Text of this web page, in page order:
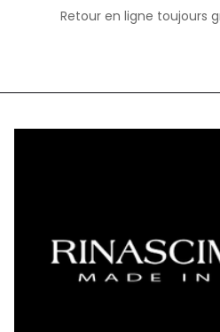
Retour en ligne toujours